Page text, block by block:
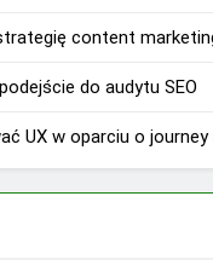
content
do audytu SEO
UX w oparciu o journey